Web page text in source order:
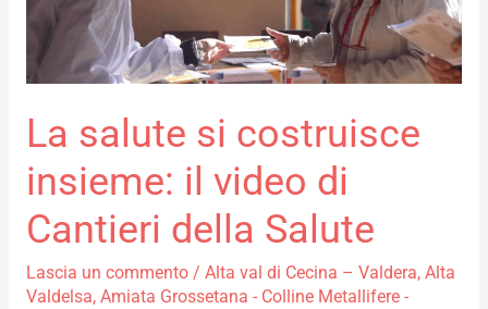
La salute si costruisce
insieme: il video di
Cantieri della Salute
Lascia un commento / Alta val di Cecina – Valdera, Alta
Valdelsa, Amiata Grossetana - Colline Metallifere -
di
della